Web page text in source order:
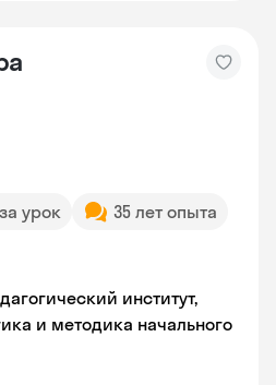
урок
35 лет опыта
институт,
и методика начального